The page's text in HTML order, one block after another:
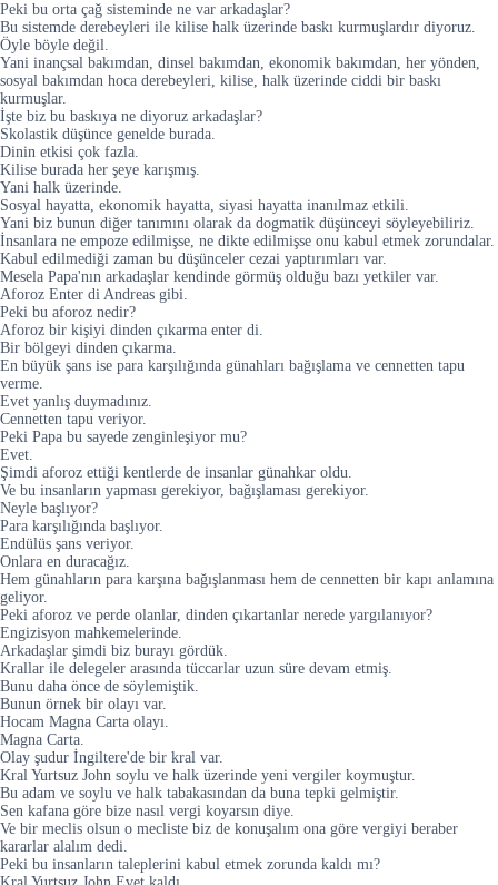
Peki bu orta çağ sisteminde ne var arkadaşlar?
Bu sistemde derebeyleri ile kilise halk üzerinde baskı kurmuşlardır diyoruz.
Öyle böyle değil.
Yani inançsal bakımdan, dinsel bakımdan, ekonomik bakımdan, her yönden,
sosyal bakımdan hoca derebeyleri, kilise, halk üzerinde ciddi bir baskı
kurmuşlar.
İşte biz bu baskıya ne diyoruz arkadaşlar?
Skolastik düşünce genelde burada.
Dinin etkisi çok fazla.
Kilise burada her şeye karışmış.
Yani halk üzerinde.
Sosyal hayatta, ekonomik hayatta, siyasi hayatta inanılmaz etkili.
Yani biz bunun diğer tanımını olarak da dogmatik düşünceyi söyleyebiliriz.
İnsanlara ne empoze edilmişse, ne dikte edilmişse onu kabul etmek zorundalar.
Kabul edilmediği zaman bu düşünceler cezai yaptırımları var.
Mesela Papa'nın arkadaşlar kendinde görmüş olduğu bazı yetkiler var.
Aforoz Enter di Andreas gibi.
Peki bu aforoz nedir?
Aforoz bir kişiyi dinden çıkarma enter di.
Bir bölgeyi dinden çıkarma.
En büyük şans ise para karşılığında günahları bağışlama ve cennetten tapu
verme.
Evet yanlış duymadınız.
Cennetten tapu veriyor.
Peki Papa bu sayede zenginleşiyor mu?
Evet.
Şimdi aforoz ettiği kentlerde de insanlar günahkar oldu.
Ve bu insanların yapması gerekiyor, bağışlaması gerekiyor.
Neyle başlıyor?
Para karşılığında başlıyor.
Endülüs şans veriyor.
Onlara en duracağız.
Hem günahların para karşına bağışlanması hem de cennetten bir kapı anlamına
geliyor.
Peki aforoz ve perde olanlar, dinden çıkartanlar nerede yargılanıyor?
Engizisyon mahkemelerinde.
Arkadaşlar şimdi biz burayı gördük.
Krallar ile delegeler arasında tüccarlar uzun süre devam etmiş.
Bunu daha önce de söylemiştik.
Bunun örnek bir olayı var.
Hocam Magna Carta olayı.
Magna Carta.
Olay şudur İngiltere'de bir kral var.
Kral Yurtsuz John soylu ve halk üzerinde yeni vergiler koymuştur.
Bu adam ve soylu ve halk tabakasından da buna tepki gelmiştir.
Sen kafana göre bize nasıl vergi koyarsın diye.
Ve bir meclis olsun o mecliste biz de konuşalım ona göre vergiyi beraber
kararlar alalım dedi.
Peki bu insanların taleplerini kabul etmek zorunda kaldı mı?